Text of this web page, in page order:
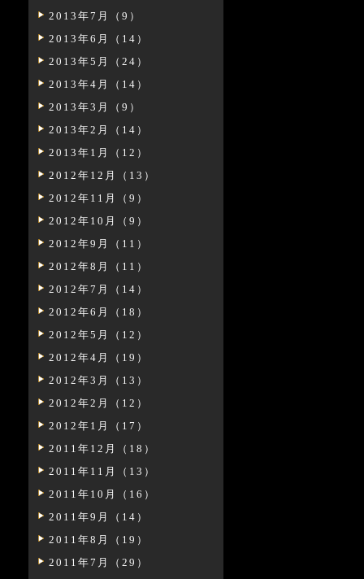
2013年7月（9）
2013年6月（14）
2013年5月（24）
2013年4月（14）
2013年3月（9）
2013年2月（14）
2013年1月（12）
2012年12月（13）
2012年11月（9）
2012年10月（9）
2012年9月（11）
2012年8月（11）
2012年7月（14）
2012年6月（18）
2012年5月（12）
2012年4月（19）
2012年3月（13）
2012年2月（12）
2012年1月（17）
2011年12月（18）
2011年11月（13）
2011年10月（16）
2011年9月（14）
2011年8月（19）
2011年7月（29）